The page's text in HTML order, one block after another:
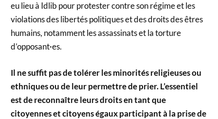
eu lieu à Idlib pour protester contre son régime et les
violations des libertés politiques et des droits des êtres
humains, notamment les assassinats et la torture
d’opposant·es.
Il ne suffit pas de tolérer les minorités religieuses ou
ethniques ou de leur permettre de prier. L’essentiel
est de reconnaître leurs droits en tant que
citoyennes et citoyens égaux participant à la prise de